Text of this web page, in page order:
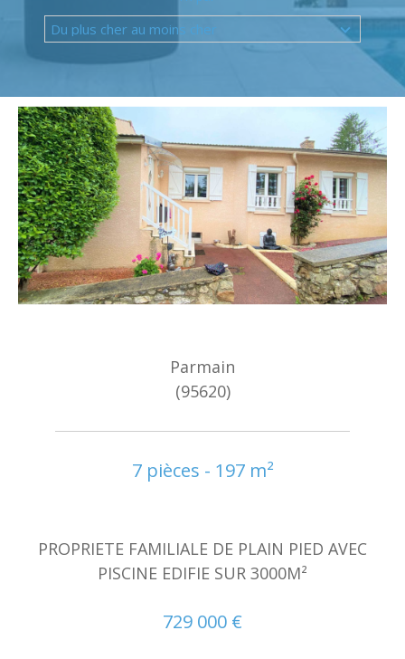
Du plus cher au moins cher
Parmain
(95620)
7 pièces - 197 m²
PROPRIETE FAMILIALE DE PLAIN PIED AVEC
PISCINE EDIFIE SUR 3000M²
729 000 €
Budget
Surface
Pièces
Pièces
Référence
AFFINER LES CRITÈRES
TERRASSE PARKING PISCINE
COUPS DE COEUR